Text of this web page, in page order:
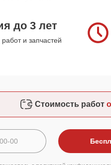
до 3 лет
и запчастей
Стоимость работ